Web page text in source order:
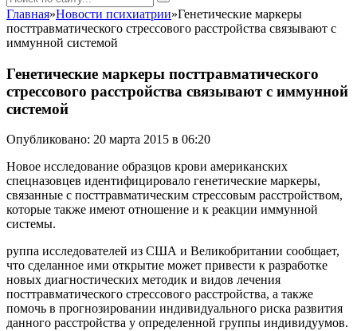
Главная»Новости психиатрии»Генетические маркеры
посттравматического стрессового расстройства связывают с
иммунной системой
Генетические маркеры посттравматического
стрессового расстройства связывают с иммунной
системой
Опубликовано: 20 марта 2015 в 06:20
Новое исследование образцов крови американских
спецназовцев идентифицировало генетические маркеры,
связанные с посттравматическим стрессовым расстройством,
которые также имеют отношение и к реакции иммунной
системы.
руппа исследователей из США и Великобритании сообщает,
что сделанное ими открытие может привести к разработке
новых диагностических методик и видов лечения
посттравматического стрессового расстройства, а также
помочь в прогнозировании индивидуального риска развития
данного расстройства у определенной группы индивидуумов.